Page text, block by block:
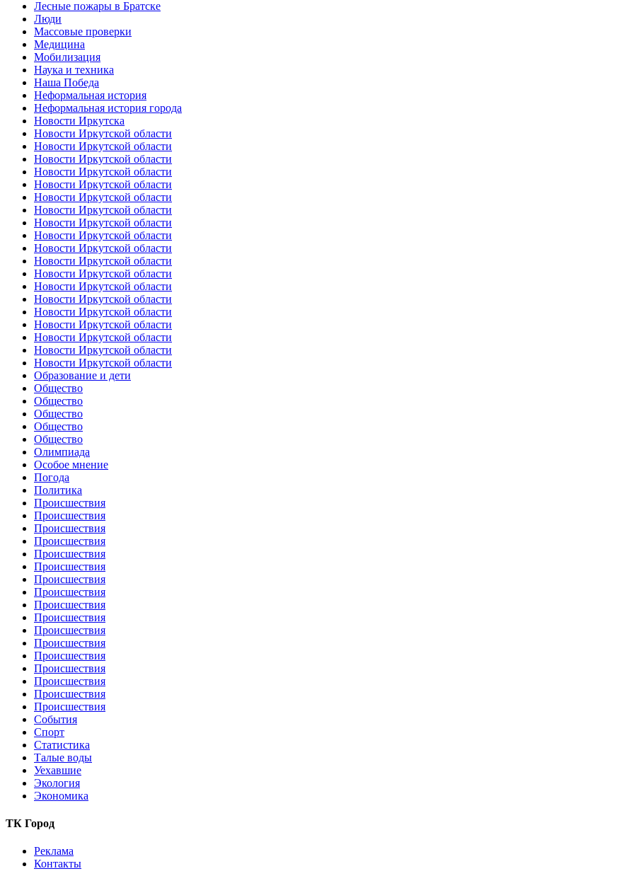
Лесные пожары в Братске
Люди
Массовые проверки
Медицина
Мобилизация
Наука и техника
Наша Победа
Неформальная история
Неформальная история города
Новости Иркутска
Новости Иркутской области
Новости Иркутской области
Новости Иркутской области
Новости Иркутской области
Новости Иркутской области
Новости Иркутской области
Новости Иркутской области
Новости Иркутской области
Новости Иркутской области
Новости Иркутской области
Новости Иркутской области
Новости Иркутской области
Новости Иркутской области
Новости Иркутской области
Новости Иркутской области
Новости Иркутской области
Новости Иркутской области
Новости Иркутской области
Новости Иркутской области
Образование и дети
Общество
Общество
Общество
Общество
Общество
Олимпиада
Особое мнение
Погода
Политика
Происшествия
Происшествия
Происшествия
Происшествия
Происшествия
Происшествия
Происшествия
Происшествия
Происшествия
Происшествия
Происшествия
Происшествия
Происшествия
Происшествия
Происшествия
Происшествия
Происшествия
События
Спорт
Статистика
Талые воды
Уехавшие
Экология
Экономика
ТК Город
Реклама
Контакты